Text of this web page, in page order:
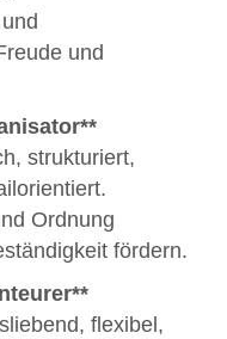
und
strukturiert,
Ordnung
fördern.
flexibel,